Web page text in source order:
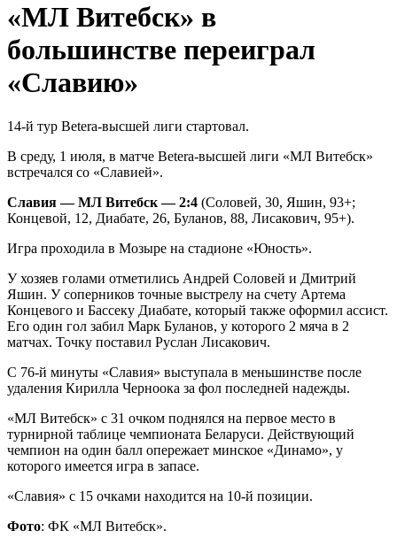
«МЛ Витебск» в
большинстве переиграл
«Славию»
14-й тур Betera-высшей лиги стартовал.
В среду, 1 июля, в матче Betera-высшей лиги «МЛ Витебск»
встречался со «Славией».
Славия — МЛ Витебск — 2:4 (Соловей, 30, Яшин, 93+;
Концевой, 12, Диабате, 26, Буланов, 88, Лисакович, 95+).
Игра проходила в Мозыре на стадионе «Юность».
У хозяев голами отметились Андрей Соловей и Дмитрий
Яшин. У соперников точные выстрелу на счету Артема
Концевого и Бассеку Диабате, который также оформил ассист.
Его один гол забил Марк Буланов, у которого 2 мяча в 2
матчах. Точку поставил Руслан Лисакович.
С 76-й минуты «Славия» выступала в меньшинстве после
удаления Кирилла Черноока за фол последней надежды.
«МЛ Витебск» с 31 очком поднялся на первое место в
турнирной таблице чемпионата Беларуси. Действующий
чемпион на один балл опережает минское «Динамо», у
которого имеется игра в запасе.
«Славия» с 15 очками находится на 10-й позиции.
Фото: ФК «МЛ Витебск».